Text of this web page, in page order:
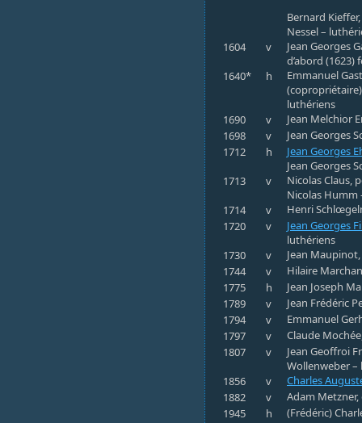
Bernard
Nessel –
1604
v
Jean Georges
d’abord
1640*
h
Emmanuel
luthériens
1690
v
Jean Melchior
1698
v
Jean Georges
1712
h
Jean Georges
Jean Georges
1713
v
Nicolas Claus,
Nicolas Humm
1714
v
Henri
1720
v
Jean Georges
luthériens
1730
v
Jean
1744
v
Hilaire
1775
h
Jean Joseph
1789
v
Jean Frédéric
1794
v
Emmanuel
1797
v
Claude
1807
v
Jean Geoffroi
Wollenweber
1856
v
Charles
1882
v
Adam Metzner,
1945
h
(Frédéric)